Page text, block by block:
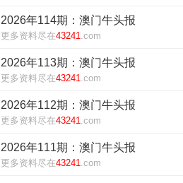
2026年114期：澳门牛头报
更多资料尽在43241.com
2026年113期：澳门牛头报
更多资料尽在43241.com
2026年112期：澳门牛头报
更多资料尽在43241.com
2026年111期：澳门牛头报
更多资料尽在43241.com